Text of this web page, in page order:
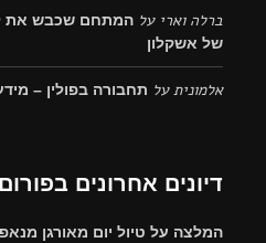
ברלה וארי על המתחם שכבש את
של אשקלון
אלמוניתעל תחבורה בפולין –
דיונים אחרונים בפורום
המלצה על טיול יום מאורגן